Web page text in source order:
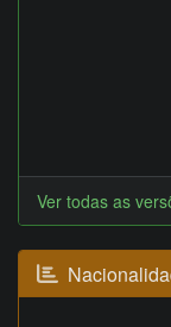
Ver todas as